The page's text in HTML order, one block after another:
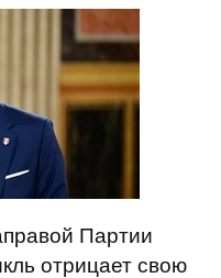
Партии
отрицает свою